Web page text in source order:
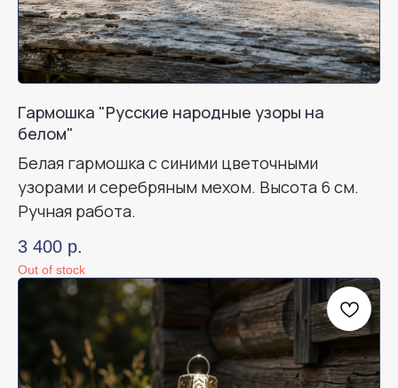
Гармошка "Русские народные узоры на
белом"
Белая гармошка с синими цветочными
узорами и серебряным мехом. Высота 6 см.
Ручная работа.
3 400 р.
Out of stock